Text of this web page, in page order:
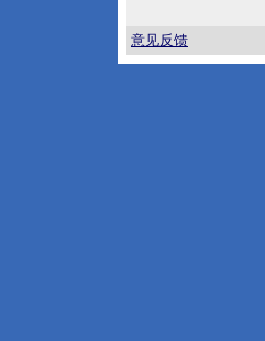
意见反馈